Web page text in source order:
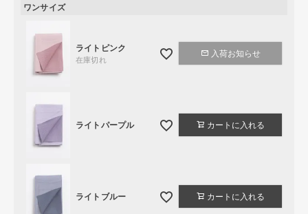
ワンサイズ
ライトピンク
在庫切れ
入荷お知らせ
ライトパープル カートに入れる
ライトブルー カートに入れる